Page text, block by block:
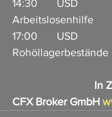
14:30       USD
17:00
In
CFX Broker GmbH